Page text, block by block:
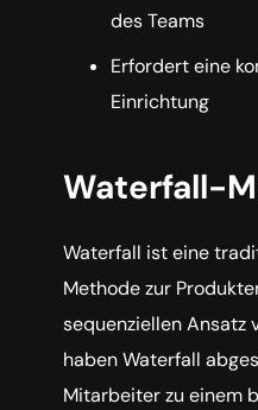
des Teams
Erfordert eine
Einrichtung
Waterfall-
Waterfall ist eine
Methode zur
sequenziellen Ansatz
haben Waterfall
Mitarbeiter zu einem